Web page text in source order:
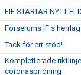
FIF STARTAR NYTT
Forserums IF:s
Tack för ert stöd!
Kompletterade
coronaspridning